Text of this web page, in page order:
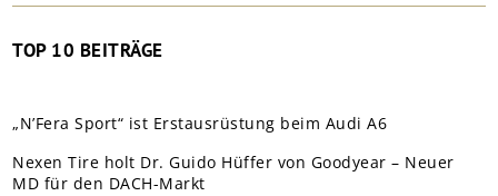
TOP 10 BEITRÄGE
„N’Fera Sport“ ist Erstausrüstung beim Audi A6
Nexen Tire holt Dr. Guido Hüffer von Goodyear – Neuer
MD für den DACH-Markt